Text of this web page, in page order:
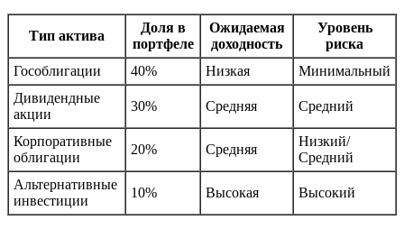
Тип актива
Доля в
портфеле
Ожидаемая
доходность
Уровень
риска
Гособлигации
40% Низкая
Минимальный
Дивидендные
акции
30% Средняя Средний
Корпоративные
облигации
20% Средняя
Низкий/
Средний
Альтернативные
инвестиции
10% Высокая Высокий